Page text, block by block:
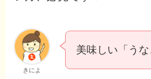
きによ
美味しい「うな